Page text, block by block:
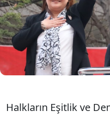
"Biz bu ırkçı
kınıyoruz. Bu ırkçı
demokrasiye,
olmadığını bir
dedi
Halkların Eşitlik ve